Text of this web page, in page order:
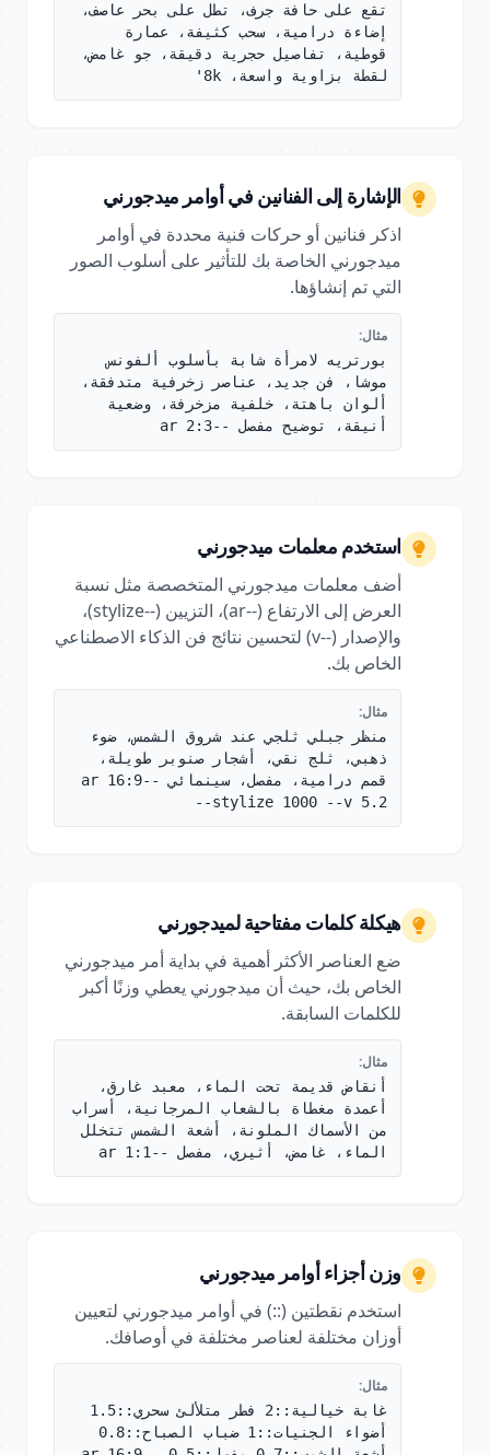
تقع على حافة جرف، تطل على بحر عاصف،
إضاءة درامية، سحب كثيفة، عمارة
قوطية، تفاصيل حجرية دقيقة، جو غامض،
لقطة بزاوية واسعة، 8k'
الإشارة إلى الفنانين في أوامر ميدجورني
اذكر فنانين أو حركات فنية محددة في أوامر
ميدجورني الخاصة بك للتأثير على أسلوب الصور
التي تم إنشاؤها.
مثال:
بورتريه لامرأة شابة بأسلوب ألفونس
موشا، فن جديد، عناصر زخرفية متدفقة،
ألوان باهتة، خلفية مزخرفة، وضعية
أنيقة، توضيح مفصل --ar 2:3
استخدم معلمات ميدجورني
أضف معلمات ميدجورني المتخصصة مثل نسبة
العرض إلى الارتفاع (--ar)، التزيين (--stylize)،
والإصدار (--v) لتحسين نتائج فن الذكاء الاصطناعي
الخاص بك.
مثال:
منظر جبلي ثلجي عند شروق الشمس، ضوء
ذهبي، ثلج نقي، أشجار صنوبر طويلة،
قمم درامية، مفصل، سينمائي --ar 16:9
--stylize 1000 --v 5.2
هيكلة كلمات مفتاحية لميدجورني
ضع العناصر الأكثر أهمية في بداية أمر ميدجورني
الخاص بك، حيث أن ميدجورني يعطي وزنًا أكبر
للكلمات السابقة.
مثال:
أنقاض قديمة تحت الماء، معبد غارق،
أعمدة مغطاة بالشعاب المرجانية، أسراب
من الأسماك الملونة، أشعة الشمس تتخلل
الماء، غامض، أثيري، مفصل --ar 1:1
وزن أجزاء أوامر ميدجورني
استخدم نقطتين (::) في أوامر ميدجورني لتعيين
أوزان مختلفة لعناصر مختلفة في أوصافك.
مثال:
غابة خيالية::2 فطر متلألئ سحري::1.5
أضواء الجنيات::1 ضباب الصباح::0.8